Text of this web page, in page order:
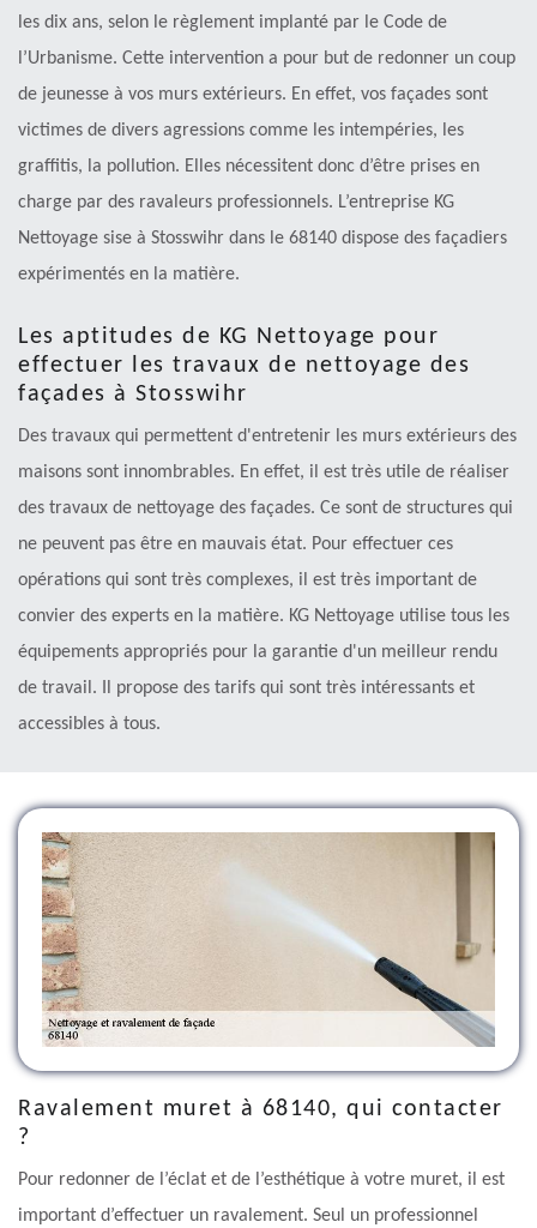
les dix ans, selon le règlement implanté par le Code de
l’Urbanisme. Cette intervention a pour but de redonner un coup
de jeunesse à vos murs extérieurs. En effet, vos façades sont
victimes de divers agressions comme les intempéries, les
graffitis, la pollution. Elles nécessitent donc d’être prises en
charge par des ravaleurs professionnels. L’entreprise KG
Nettoyage sise à Stosswihr dans le 68140 dispose des façadiers
expérimentés en la matière.
Les aptitudes de KG Nettoyage pour
effectuer les travaux de nettoyage des
façades à Stosswihr
Des travaux qui permettent d'entretenir les murs extérieurs des
maisons sont innombrables. En effet, il est très utile de réaliser
des travaux de nettoyage des façades. Ce sont de structures qui
ne peuvent pas être en mauvais état. Pour effectuer ces
opérations qui sont très complexes, il est très important de
convier des experts en la matière. KG Nettoyage utilise tous les
équipements appropriés pour la garantie d'un meilleur rendu
de travail. Il propose des tarifs qui sont très intéressants et
accessibles à tous.
Ravalement muret à 68140, qui contacter
?
Pour redonner de l’éclat et de l’esthétique à votre muret, il est
important d’effectuer un ravalement. Seul un professionnel